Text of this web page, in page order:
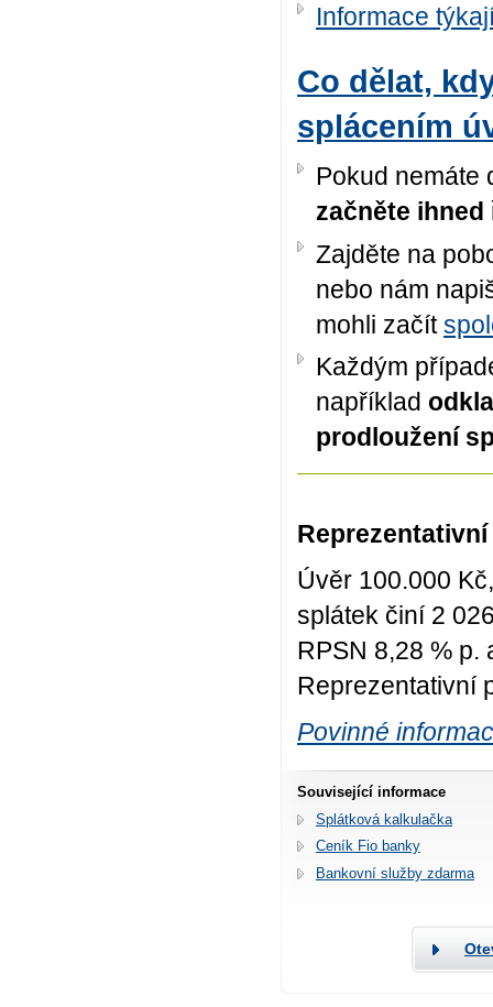
Informace
Co dělat,
splácením
Pokud nemáte
začněte ihned
Zajděte na
nebo nám
mohli začít
Každým
například
prodloužení
Úvěr 100.000
splátek činí 2
RPSN 8,28 % p.
Reprezentativní
Povinné
Související informace
Splátková kalkulačka
Ceník Fio banky
Bankovní služby zdarma